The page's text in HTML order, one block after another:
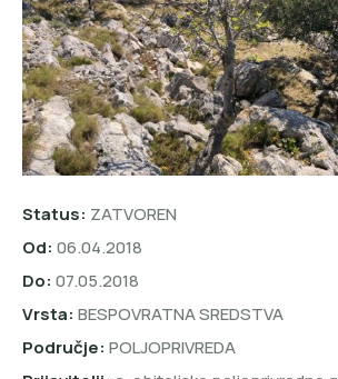
Status: ZATVOREN
Od: 06.04.2018
Do: 07.05.2018
Vrsta: BESPOVRATNA SREDSTVA
Područje: POLJOPRIVREDA